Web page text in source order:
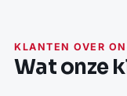
KLANTEN OVER
Wat onze